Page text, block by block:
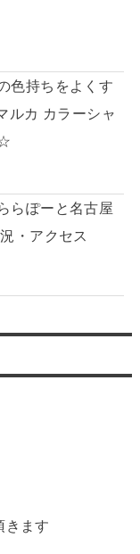
色持ちをよくす
ルカ カラーシャ
らぽーと名古屋
・アクセス
きます